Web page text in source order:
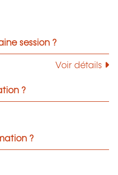
session ?
Voir détails
?
?